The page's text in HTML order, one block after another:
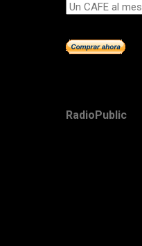
RadioPublic